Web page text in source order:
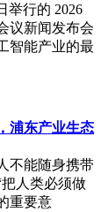
举行的 2026
议新闻发布会
智能产业的最
浦东产业生态
不能随身携带
人类必须做
重要意